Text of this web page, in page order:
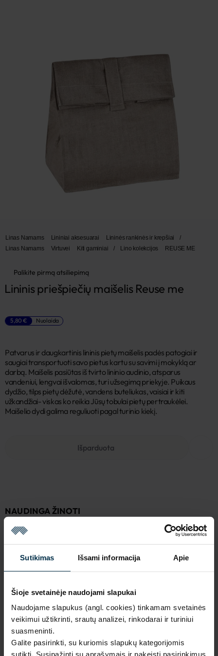
Sutikimas Išsami informacija Apie
Šioje svetainėje naudojami slapukai
Naudojame slapukus (angl. cookies) tinkamam svetainės
veikimui užtikrinti, srautų analizei, rinkodarai ir turiniui
suasmeninti.
Galite pasirinkti, su kuriomis slapukų kategorijomis
sutikti. Susipažinti su aprašymais ir pakeisti pasirinkimus
Linas Namams Lininiai aksesuarai Lininės rankinės ir krepšiai
/
Linas Namams
Virtuvei Kiti gaminiai / Lino kolekcijos REUSE ME
Palikite pirmą atsiliepimą
Lininis priešpiečių maišelis Reuse me
5,80 € Nuolaida
Patvarus ir daugkartinis lininis pietų maišelis padės patogiai ir
saugiai transportuoti savo pietus kartu su savimi į mokyklą ar
darbą. Maišelis pasiūtas iš tvirto lininio audinio, atsparus
vandeniui, lengvai išvalomas, turi užsegimą priekyje. Puikaus
dydžio, tilps pietų dėžutė, vandens buteliukas, vaisiai ir kiti
užkandžiai- viskas ko reikia Jūsų tobulai pietų pertraukėlei.
Maišelio dydi galima reguliuoti pagal turinio kiekį.
Išparduota
NAUDINGA ŽINOTI
Išparduota
Panevėžys, 35113
MADE IN EUROPE
SAVYBĖS